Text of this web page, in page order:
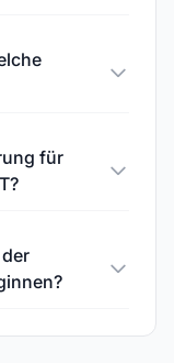
für